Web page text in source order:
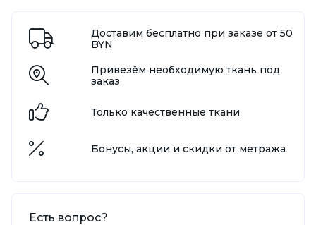
Доставим бесплатно при заказе от 50
BYN
Привезём необходимую ткань под
заказ
Только качественные ткани
Бонусы, акции и скидки от метража
Есть вопрос?